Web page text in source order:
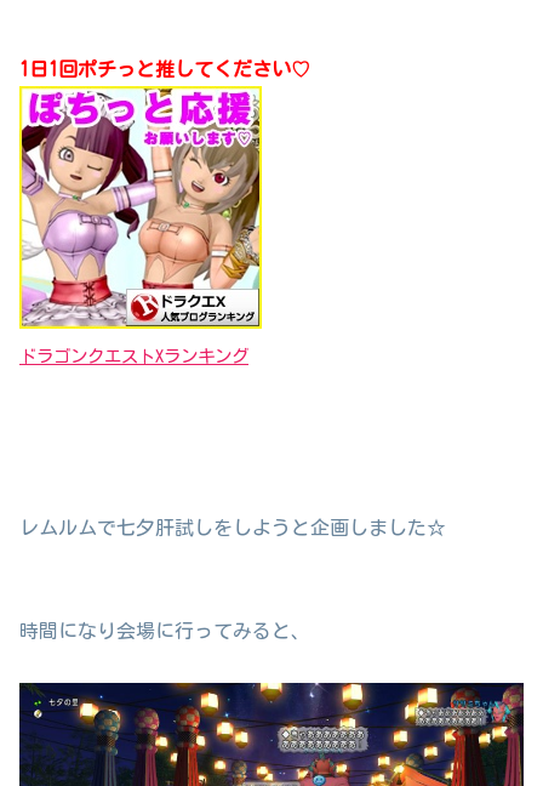
1日1回ポチっと推してください♡
ドラゴンクエストXランキング
レムルムで七夕肝試しをしようと企画しました☆
時間になり会場に行ってみると、